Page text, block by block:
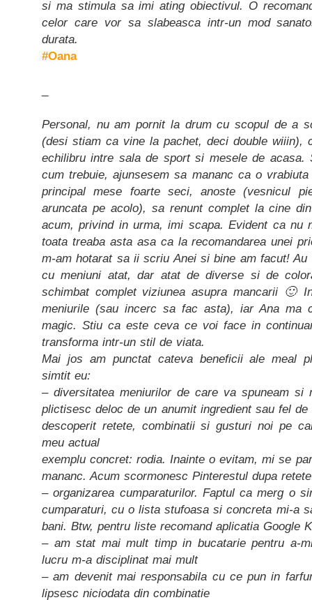
si ma stimula sa imi ating obiectivul. O
celor care vor sa slabeasca intr-un mod
durata.
#Oana
Personal, nu am pornit la drum cu scopul de a
(desi stiam ca vine la pachet, deci double wiiin),
echilibru intre sala de sport si mesele de acasa.
cum trebuie, ajunsesem sa mananc ca o
principal mese foarte seci, anoste (vesnicul
aruncata pe acolo), sa renunt complet la cine
acum, privind in urma, imi scapa. Evident ca nu
toata treaba asta asa ca la recomandarea unei
m-am hotarat sa ii scriu Anei si bine am facut!
cu meniuni atat, dar atat de diverse si de
schimbat complet viziunea asupra mancarii 🙂
meniurile (sau incerc sa fac asta), iar Ana ma
magic. Stiu ca este ceva ce voi face in
transforma intr-un stil de viata.
Mai jos am punctat cateva beneficii ale meal
simtit eu:
– diversitatea meniurilor de care va spuneam
plictisesc deloc de un anumit ingredient sau fel
descoperit retete, combinatii si gusturi noi pe
meu actual
exemplu concret: rodia. Inainte o evitam, mi se
mananc. Acum scormonesc Pinterestul dupa
– organizarea cumparaturilor. Faptul ca merg o
cumparaturi, cu o lista stufoasa si concreta mi-a
bani. Btw, pentru liste recomand aplicatia Google
– am stat mai mult timp in bucatarie pentru a-
lucru m-a disciplinat mai mult
– am devenit mai responsabila cu ce pun in
lipsesc niciodata din combinatie